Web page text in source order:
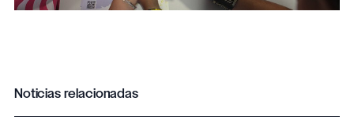
Noticias relacionadas